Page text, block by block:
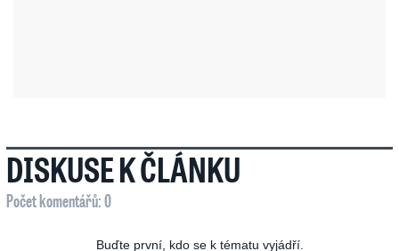
DISKUSE K ČLÁNKU
Počet komentářů: 0
Buďte první, kdo se k tématu vyjádří.